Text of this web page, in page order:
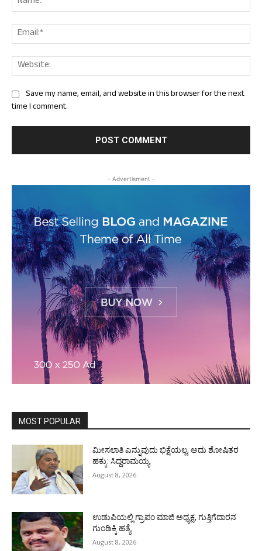
Save my name, email, and website in this browser for the next
time I comment.
- Advertisment -
MOST POPULAR
ಮೀಸಲಾತಿ ಎನ್ನುವುದು ಭಿಕ್ಷೆಯಲ್ಲ, ಅದು ಶೋಷಿತರ
ಹಕ್ಕು: ಸಿದ್ದರಾಮಯ್ಯ
August 8, 2026
ಉಡುಪಿಯಲ್ಲಿ ಗ್ರಾಪಂ ಮಾಜಿ ಅಧ್ಯಕ್ಷ, ಗುತ್ತಿಗೆದಾರನ
ಗುಂಡಿಕ್ಕಿ ಹತ್ಯೆ
August 8, 2026